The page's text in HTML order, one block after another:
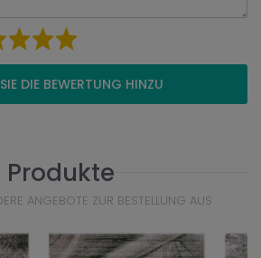
DIE BEWERTUNG HINZU
ANGEBOTE ZUR BESTELLUNG AUS